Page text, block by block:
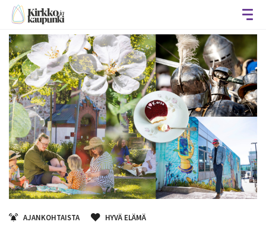
AJANKOHTAISTA HYVÄ ELÄMÄ